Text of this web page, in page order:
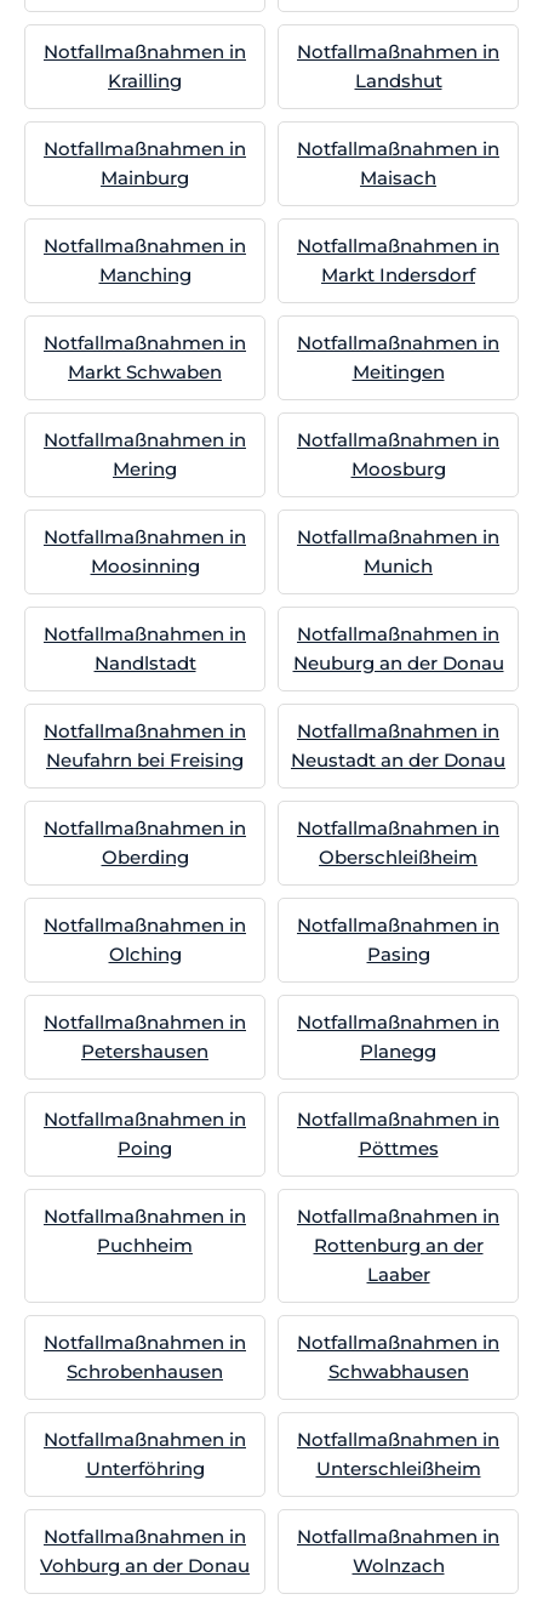
Notfallmaßnahmen in
Krailling
Notfallmaßnahmen in
Landshut
Notfallmaßnahmen in
Mainburg
Notfallmaßnahmen in
Maisach
Notfallmaßnahmen in
Manching
Notfallmaßnahmen in
Markt Indersdorf
Notfallmaßnahmen in
Markt Schwaben
Notfallmaßnahmen in
Meitingen
Notfallmaßnahmen in
Mering
Notfallmaßnahmen in
Moosburg
Notfallmaßnahmen in
Moosinning
Notfallmaßnahmen in
Munich
Notfallmaßnahmen in
Nandlstadt
Notfallmaßnahmen in
Neuburg an der Donau
Notfallmaßnahmen in
Neufahrn bei Freising
Notfallmaßnahmen in
Neustadt an der Donau
Notfallmaßnahmen in
Oberding
Notfallmaßnahmen in
Oberschleißheim
Notfallmaßnahmen in
Olching
Notfallmaßnahmen in
Pasing
Notfallmaßnahmen in
Petershausen
Notfallmaßnahmen in
Planegg
Notfallmaßnahmen in
Poing
Notfallmaßnahmen in
Pöttmes
Notfallmaßnahmen in
Puchheim
Notfallmaßnahmen in
Rottenburg an der
Laaber
Notfallmaßnahmen in
Schrobenhausen
Notfallmaßnahmen in
Schwabhausen
Notfallmaßnahmen in
Unterföhring
Notfallmaßnahmen in
Unterschleißheim
Notfallmaßnahmen in
Vohburg an der Donau
Notfallmaßnahmen in
Wolnzach